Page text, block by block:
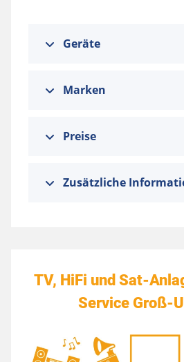
Geräte
Marken
Preise
Zusätzliche
TV, HiFi und Sat-
Service Groß-